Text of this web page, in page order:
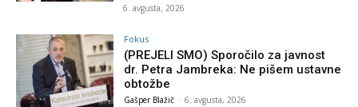
6. avgusta, 2026
Fokus
(PREJELI SMO) Sporočilo za javnost
dr. Petra Jambreka: Ne pišem ustavne
obtožbe
Gašper Blažič - 6. avgusta, 2026